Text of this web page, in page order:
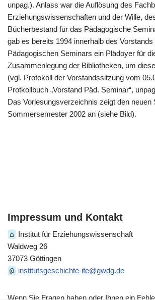
unpag.). Anlass war die Auflösung des
Erziehungswissenschaften und der Wille,
Bücherbestand für das Pädagogische
gab es bereits 1994 innerhalb des Vorstands
Pädagogischen Seminars ein Plädoyer für
Zusammenlegung der Bibliotheken, um
(vgl. Protokoll der Vorstandssitzung vom
Protkollbuch „Vorstand Päd. Seminar“,
Das Vorlesungsverzeichnis zeigt den neuen
Sommersemester 2002 an (siehe Bild).
Impressum und Kontakt
⌂ Institut für Erziehungswissenschaft
Waldweg 26
37073 Göttingen
@ institutsgeschichte-ife@gwdg.de
Wenn Sie Fragen haben oder Ihnen ein